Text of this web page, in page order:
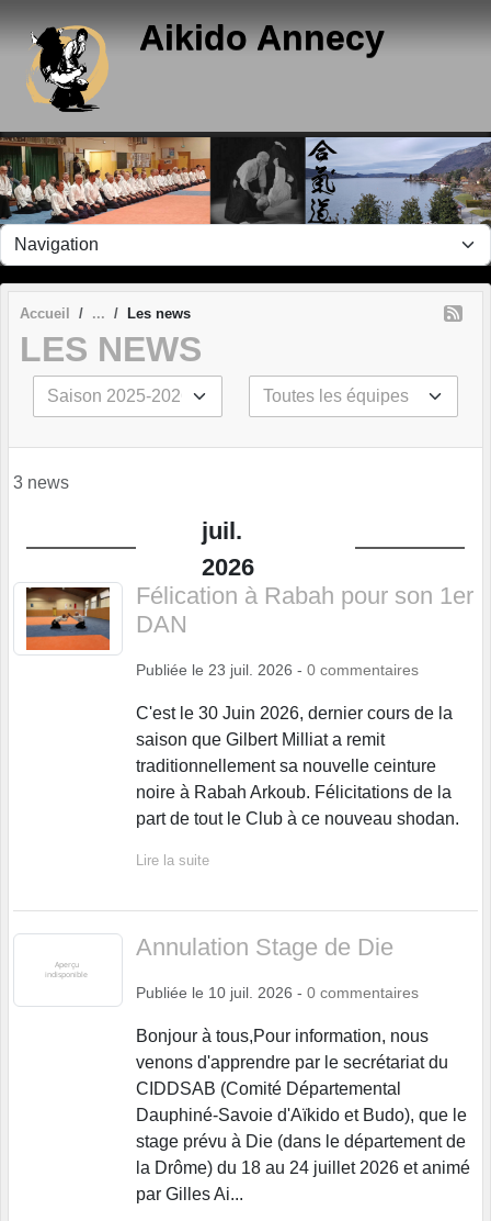
Aikido Annecy
Accueil Les news
LES NEWS
3 news
juil.
2026
Félication à Rabah pour son 1er
DAN
Publiée le 23 juil. 2026 - 0 commentaires
C'est le 30 Juin 2026, dernier cours de la
saison que Gilbert Milliat a remit
traditionnellement sa nouvelle ceinture
noire à Rabah Arkoub. Félicitations de la
part de tout le Club à ce nouveau shodan.
Lire la suite
Annulation Stage de Die
Publiée le 10 juil. 2026 - 0 commentaires
Bonjour à tous,Pour information, nous
venons d'apprendre par le secrétariat du
CIDDSAB (Comité Départemental
Dauphiné-Savoie d'Aïkido et Budo), que le
stage prévu à Die (dans le département de
la Drôme) du 18 au 24 juillet 2026 et animé
par Gilles Ai...